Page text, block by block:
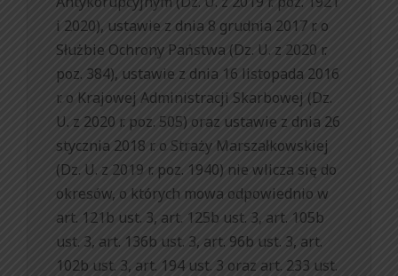
i 2020), ustawie z dnia 8 grudnia 2017 r. o
Służbie Ochrony Państwa (Dz. U. z 2020 r.
poz. 384), ustawie z dnia 16 listopada 2016
r. o Krajowej Administracji Skarbowej (Dz.
U. z 2020 r. poz. 505) oraz ustawie z dnia 26
stycznia 2018 r. o Straży Marszałkowskiej
(Dz. U. z 2019 r. poz. 1940) nie wlicza się do
okresów, o których mowa odpowiednio w
art. 121b ust. 3, art. 125b ust. 3, art. 105b
ust. 3, art. 136b ust. 3, art. 96b ust. 3, art.
102b ust. 3, art. 194 ust. 3 oraz art. 233 ust.